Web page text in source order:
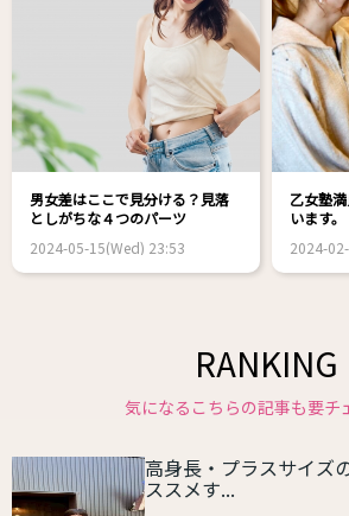
男女差はここで見分ける？見落
としがちな４つのパーツ
2024-05-15(Wed) 23:53
乙女塾
います。
2024-
RANKING
気になるこちらの記事も要チ
高身長・プラスサイズ
ススメす...